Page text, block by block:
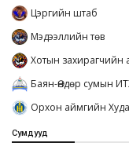
Цэргийн штаб
Мэдээллийн төв
Хотын захирагчийн
Баян-Өндөр сумын
Орхон аймгийн
Сумдууд